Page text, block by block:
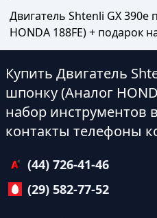
Двигатель Shtenli GX 390е
HONDA 188FE) + подарок
Купить Двигатель
шпонку (Аналог
набор инструментов
контакты телефоны
(44) 726-41-46
(29) 582-77-52